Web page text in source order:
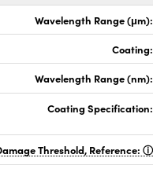
Wavelength Range (μm):
Coating:
Wavelength Range (nm):
Coating Specification:
Threshold, Reference: